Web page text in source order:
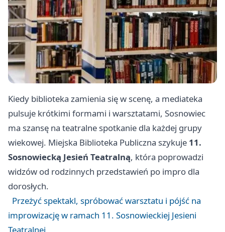
Kiedy biblioteka zamienia się w scenę, a mediateka
pulsuje krótkimi formami i warsztatami, Sosnowiec
ma szansę na teatralne spotkanie dla każdej grupy
wiekowej. Miejska Biblioteka Publiczna szykuje 11.
Sosnowiecką Jesień Teatralną, która poprowadzi
widzów od rodzinnych przedstawień po impro dla
dorosłych.
Przeżyć spektakl, spróbować warsztatu i pójść na
improwizację w ramach 11. Sosnowieckiej Jesieni